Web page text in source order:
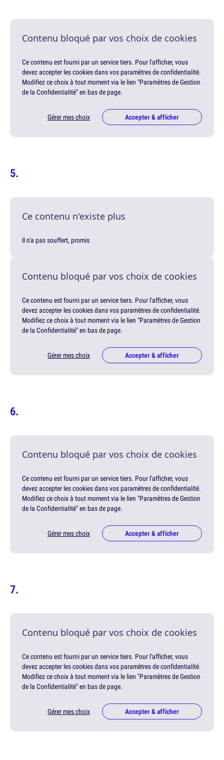
Contenu bloqué par vos choix de cookies
Ce contenu est fourni par un service tiers. Pour l'afficher, vous
devez accepter les cookies dans vos paramètres de confidentialité.
Modifiez ce choix à tout moment via le lien "Paramètres de Gestion
de la Confidentialité" en bas de page.
Gérer mes choix Accepter & afficher
Ce contenu n'existe plus
Il n'a pas souffert, promis
Contenu bloqué par vos choix de cookies
Ce contenu est fourni par un service tiers. Pour l'afficher, vous
devez accepter les cookies dans vos paramètres de confidentialité.
Modifiez ce choix à tout moment via le lien "Paramètres de Gestion
de la Confidentialité" en bas de page.
Gérer mes choix Accepter & afficher
Contenu bloqué par vos choix de cookies
Ce contenu est fourni par un service tiers. Pour l'afficher, vous
devez accepter les cookies dans vos paramètres de confidentialité.
Modifiez ce choix à tout moment via le lien "Paramètres de Gestion
de la Confidentialité" en bas de page.
Gérer mes choix Accepter & afficher
Contenu bloqué par vos choix de cookies
Ce contenu est fourni par un service tiers. Pour l'afficher, vous
devez accepter les cookies dans vos paramètres de confidentialité.
Modifiez ce choix à tout moment via le lien "Paramètres de Gestion
de la Confidentialité" en bas de page.
Gérer mes choix Accepter & afficher